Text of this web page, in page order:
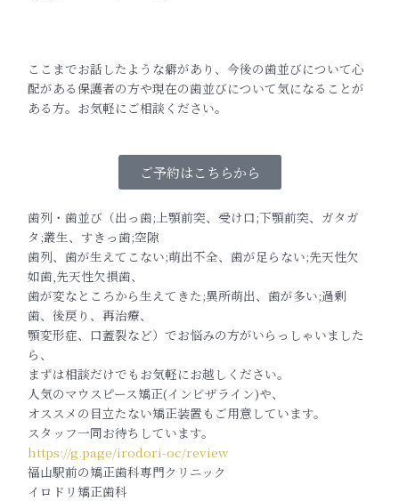
ここまでお話したような癖があり、今後の歯並びについて心
配がある保護者の方や現在の歯並びについて気になることが
ある方。 お気軽にご相談ください。
ご予約はこちらから
歯列・歯並び（出っ歯;上顎前突、受け口;下顎前突、ガタガ
タ;叢生、すきっ歯;空隙
歯列、歯が生えてこない;萌出不全、歯が足らない;先天性欠
如歯,先天性欠損歯、
歯が変なところから生えてきた;異所萌出、歯が多い;過剰
歯、後戻り、再治療、
顎変形症、口蓋裂など）でお悩みの方がいらっしゃいました
ら、
まずは相談だけでもお気軽にお越しください。
人気のマウスピース矯正(インビザライン)や、
オススメの目立たない矯正装置もご用意しています。
スタッフ一同お待ちしています。
https://g.page/irodori-oc/review
福山駅前の矯正歯科専門クリニック
イロドリ矯正歯科